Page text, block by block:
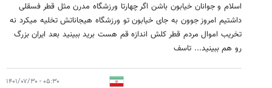
اسلام و جوانان خیابون باشن اگر چهارتا ورزشگاه مدرن مثل قطر فسقلی
داشتیم امروز جوون به جای خیابون تو ورزشگاه هیجاناتش تخلیه میکرد نه
تخریب اموال مردم قطر کلش اندازه قم هست برید ببینید بعد ایران بزرگ
رو هم ببینید... تاسف
۰۵:۳۰ - ۱۴۰۱/۰۷/۳۰